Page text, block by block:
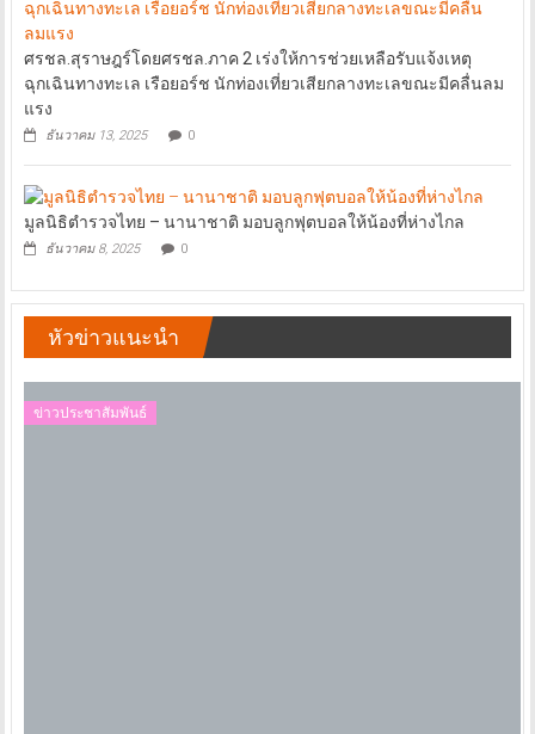
ศรชล.สุราษฎร์โดยศรชล.ภาค 2 เร่งให้การช่วยเหลือรับแจ้งเหตุ
ฉุกเฉินทางทะเล เรือยอร์ช นักท่องเที่ยวเสียกลางทะเลขณะมีคลื่นลม
แรง
ธันวาคม 13, 2025 0
มูลนิธิตำรวจไทย – นานาชาติ มอบลูกฟุตบอลให้น้องที่ห่างไกล
ธันวาคม 8, 2025 0
หัวข่าวแนะนำ
ข่าวประชาสัมพันธ์